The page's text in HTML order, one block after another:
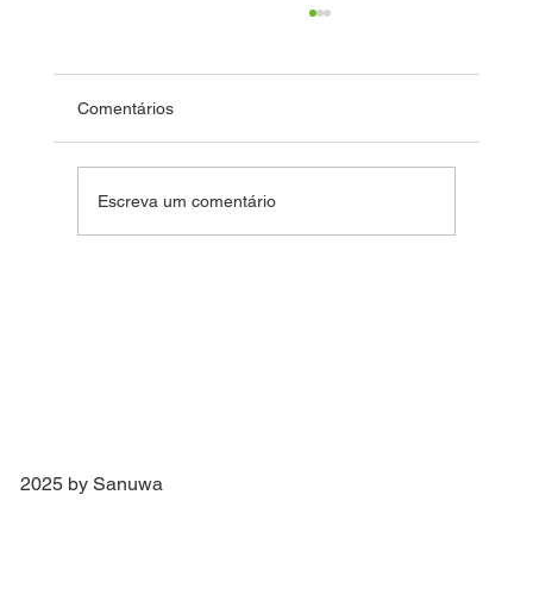
Comentários
Escreva um comentário
2025 by Sanuwa